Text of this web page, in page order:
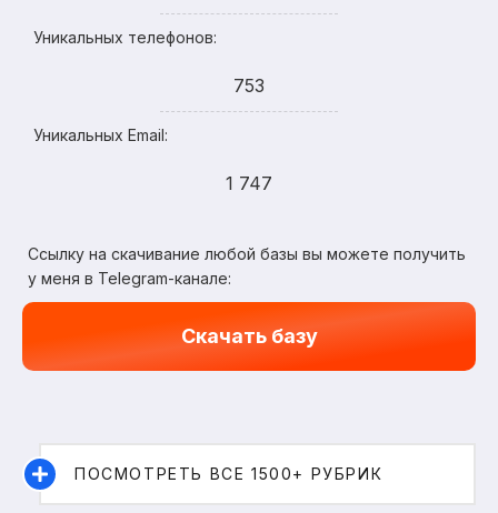
Уникальных телефонов:
753
Уникальных Email:
1 747
Ссылку на скачивание любой базы вы можете получить
у меня в Telegram-канале:
Скачать базу
ПОСМОТРЕТЬ ВСЕ 1500+ РУБРИК